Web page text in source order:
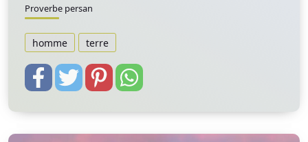
Proverbe persan
homme terre